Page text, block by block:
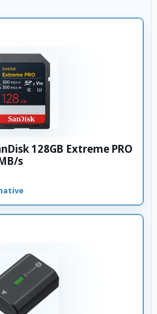
128GB Extreme PRO
s